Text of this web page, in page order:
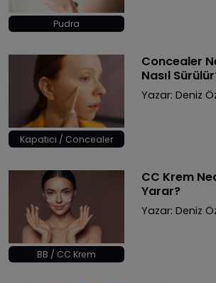
Pudra
Kapatıcı / Concealer
Concealer
Nasıl
Yazar: Deniz
BB / CC Krem
CC Krem
Yarar?
Yazar: Deniz